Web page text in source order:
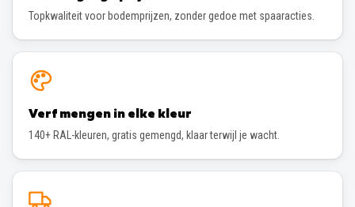
Topkwaliteit voor bodemprijzen, zonder gedoe met spaaracties.
Verf mengen in elke kleur
140+ RAL-kleuren, gratis gemengd, klaar terwijl je wacht.